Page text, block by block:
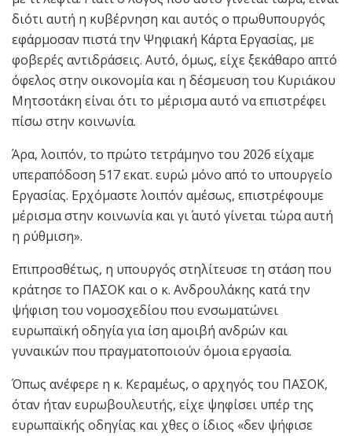
διότι αυτή η κυβέρνηση και αυτός ο πρωθυπουργός
εφάρμοσαν πιστά την Ψηφιακή Κάρτα Εργασίας, με
φοβερές αντιδράσεις. Αυτό, όμως, είχε ξεκάθαρο απτό
όφελος στην οικονομία και η δέσμευση του Κυριάκου
Μητσοτάκη είναι ότι το μέρισμα αυτό να επιστρέφει
πίσω στην κοινωνία.
Άρα, λοιπόν, το πρώτο τετράμηνο του 2026 είχαμε
υπεραπόδοση 517 εκατ. ευρώ μόνο από το υπουργείο
Εργασίας. Ερχόμαστε λοιπόν αμέσως, επιστρέφουμε
μέρισμα στην κοινωνία και γι΄ αυτό γίνεται τώρα αυτή
η ρύθμιση».
Επιπροσθέτως, η υπουργός στηλίτευσε τη στάση που
κράτησε το ΠΑΣΟΚ και ο κ. Ανδρουλάκης κατά την
ψήφιση του νομοσχεδίου που ενσωματώνει
ευρωπαϊκή οδηγία για ίση αμοιβή ανδρών και
γυναικών που πραγματοποιούν όμοια εργασία.
Όπως ανέφερε η κ. Κεραμέως, ο αρχηγός του ΠΑΣΟΚ,
όταν ήταν ευρωβουλευτής, είχε ψηφίσει υπέρ της
ευρωπαϊκής οδηγίας και χθες ο ίδιος «δεν ψήφισε